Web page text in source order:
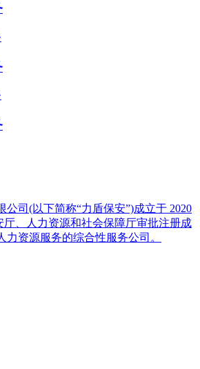
公司(以下简称“力盾保安”)成立于 2020
厅、人力资源和社会保障厅审批注册成
力资源服务的综合性服务公司。